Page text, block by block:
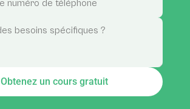
Obtenez un cours gratuit